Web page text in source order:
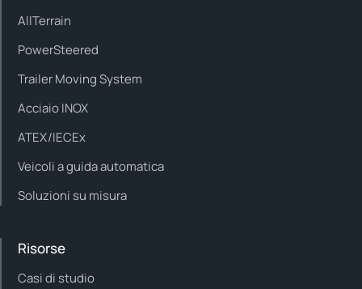
AllTerrain
PowerSteered
Trailer Moving System
Acciaio INOX
ATEX/IECEx
Veicoli a guida automatica
Soluzioni su misura
Risorse
Casi di studio